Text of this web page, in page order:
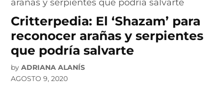
Critterpedia: El ‘Shazam’ para
reconocer arañas y serpientes
que podría salvarte
by ADRIANA ALANÍS
AGOSTO 9, 2020